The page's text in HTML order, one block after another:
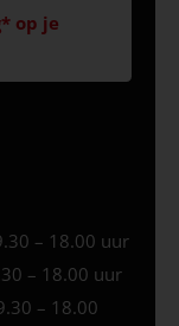
op je
– 18.00 uur
– 18.00 uur
– 18.00